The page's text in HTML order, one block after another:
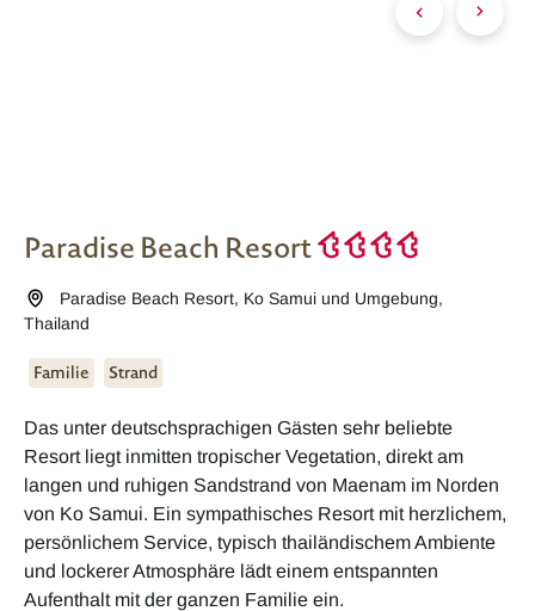
Paradise Beach Resort
Paradise Beach Resort, Ko Samui und Umgebung,
Thailand
Familie Strand
Das unter deutschsprachigen Gästen sehr beliebte
Resort liegt inmitten tropischer Vegetation, direkt am
langen und ruhigen Sandstrand von Maenam im Norden
von Ko Samui. Ein sympathisches Resort mit herzlichem,
persönlichem Service, typisch thailändischem Ambiente
und lockerer Atmosphäre lädt einem entspannten
Aufenthalt mit der ganzen Familie ein.